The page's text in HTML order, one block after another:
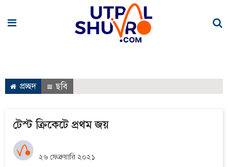
প্রচ্ছদ ছবি
টেস্ট ক্রিকেটে প্রথম জয়
২৬ ফেব্রুয়ারি ২০২১